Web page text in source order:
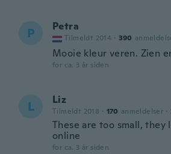
P Petra
Tilmeldt 2014 · 390
Mooie kleur veren. Zien
for ca. 3 år siden
L Liz
Tilmeldt 2018 · 170 anmeldelser ·
These are too small,
online
for ca. 3 år siden